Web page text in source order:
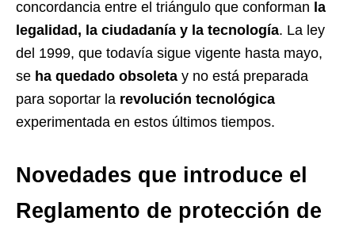
concordancia entre el triángulo que conforman la
legalidad, la ciudadanía y la tecnología. La ley
del 1999, que todavía sigue vigente hasta mayo,
se ha quedado obsoleta y no está preparada
para soportar la revolución tecnológica
experimentada en estos últimos tiempos.
Novedades que introduce el
Reglamento de protección de